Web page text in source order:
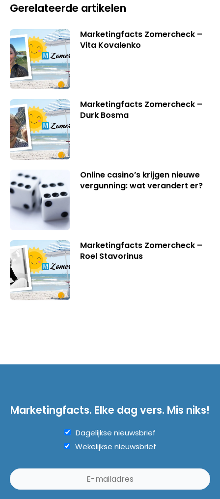
Gerelateerde artikelen
Marketingfacts Zomercheck –
Vita Kovalenko
Marketingfacts Zomercheck –
Durk Bosma
Online casino’s krijgen nieuwe
vergunning: wat verandert er?
Marketingfacts Zomercheck –
Roel Stavorinus
Marketingfacts. Elke dag vers. Mis niks!
Dagelijkse nieuwsbrief
Wekelijkse nieuwsbrief